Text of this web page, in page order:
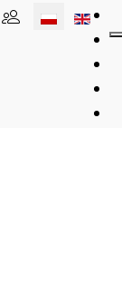
Wybierz swój